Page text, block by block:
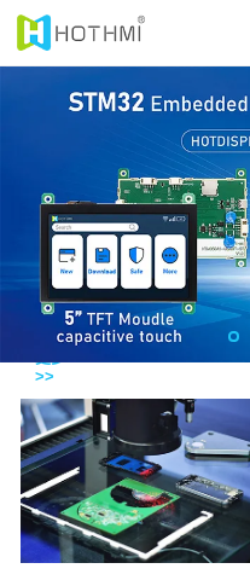
解
决
案
了解
>>